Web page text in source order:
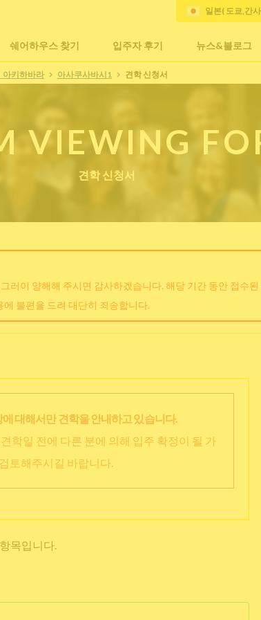
쉐어하우스 찾기 입주자 후기 뉴스&블로그
일본( 도쿄,간
아키하바라 아사쿠사바시1 견학 신청서
VIEWING
견학 신청서
러이 양해해 주시면 감사하겠습니다. 해당 기간 동안 접수
불편을 드려 대단히 죄송합니다.
에 대해서만 견학을 안내하고 있습니다.
학일 전에 다른 분에 의해 입주 확정이 될 가
토해주시길 바랍니다.
목입니다.